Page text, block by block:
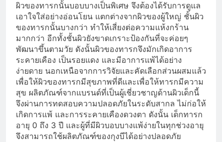
ผิวของทารกนั้นบอบบางเป็นพิเศษ จึงต้องได้รับการดูแล
เอาใจใส่อย่างอ่อนโยน แตกต่างจากผิวของผู้ใหญ่ ชั้นผิว
ของทารกนั้นบางกว่า ทำให้เสี่ยงต่อความแห้งกร้าน
มากกว่า อีกทั้งชั้นผิวยังขาดเกราะป้องกันที่จะค่อยๆ
พัฒนาขึ้นตามวัย ดังนั้นผิวของทารกจึงมักเกิดอาการ
ระคายเคือง เป็นรอยแดง และมีอาการแพ้ได้อย่าง
ง่ายดาย นอกเหนือจากการวิจัยและคัดเลือกส่วนผสมแล้ว
เพื่อให้ผิวของทารกมีสุขภาพที่ดีและเพื่อให้ทารกมีความ
สุข ผลิตภัณฑ์จากแบรนด์ที่เป็นผู้เชี่ยวชาญด้านผิวเด็กนี้
จึงผ่านการทดสอบความปลอดภัยในระดับสากล ไม่ก่อให้
เกิดการแพ้ และการระคายเคืองดวงตา ดังนั้น เด็กทารก
อายุ 0 ถึง 3 ปี และผู้ที่มีผิวบอบบางแพ้ง่ายในทุกช่วงอายุ
จึงสามารถใช้ผลิตภัณฑ์ของกุงบีได้อย่างปลอดภัย